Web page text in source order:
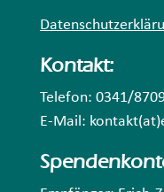
Kontakt:
Telefon: 0341/
E-Mail: